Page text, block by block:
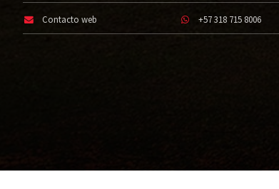
Contacto web +57 318 715 8006